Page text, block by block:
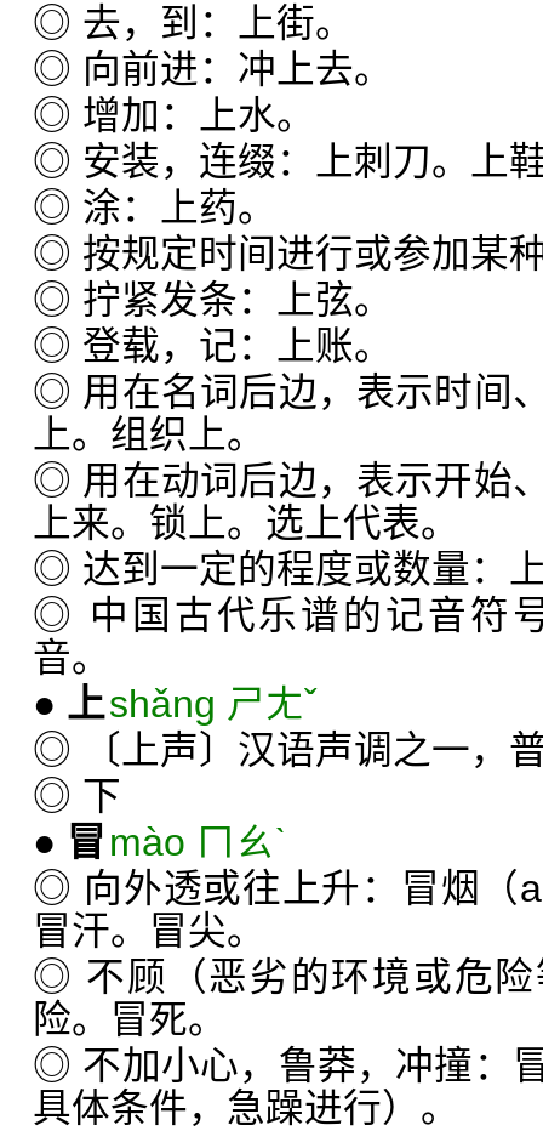
◎ 去，到：上街。
◎ 向前进：冲上去。
◎ 增加：上水。
◎ 安装，连缀：上刺刀。上
◎ 涂：上药。
◎ 按规定时间进行或参加某
◎ 拧紧发条：上弦。
◎ 登载，记：上账。
◎ 用在名词后边，表示时间
上。组织上。
◎ 用在动词后边，表示开始
上来。锁上。选上代表。
◎ 达到一定的程度或数量：
◎ 中国古代乐谱的记音符
音。
● 上shǎng ㄕㄤˇ
◎ 〔上声〕汉语声调之一，
◎ 下
● 冒 mào ㄇㄠˋ
◎ 向外透或往上升：冒烟（
冒汗。冒尖。
◎ 不顾（恶劣的环境或危
险。冒死。
◎ 不加小心，鲁莽，冲撞：
具体条件，急躁进行）。